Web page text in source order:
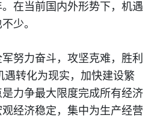
在当前国内外形势下，机遇
少。
努力奋斗，攻坚克难，胜利
遇转化为现实，加快建设繁
力争最大限度完成所有经济
经济稳定，集中为生产经营